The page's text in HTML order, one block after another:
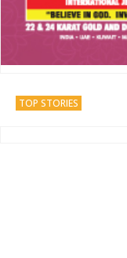
TOP STORIES